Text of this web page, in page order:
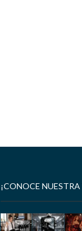
¡CONOCE